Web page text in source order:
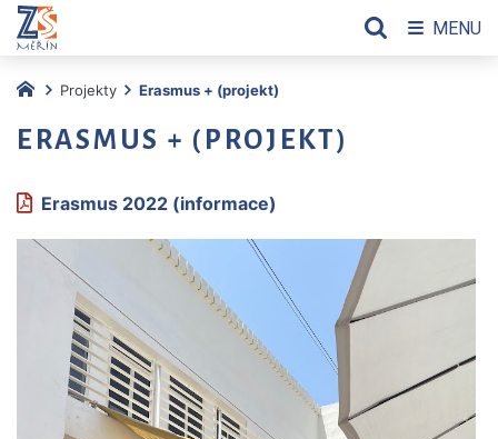
Projekty Erasmus + (projekt)
ERASMUS + (PROJEKT)
Erasmus 2022 (informace)
MENU